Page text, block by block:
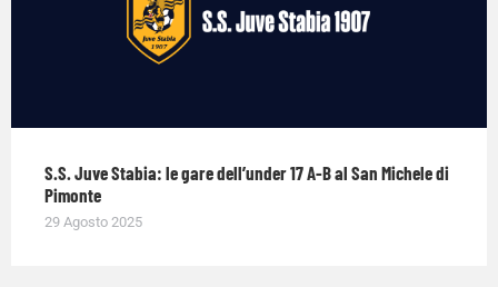
S.S. Juve Stabia: le gare dell’under 17 A-B al San Michele di
Pimonte
29 Agosto 2025